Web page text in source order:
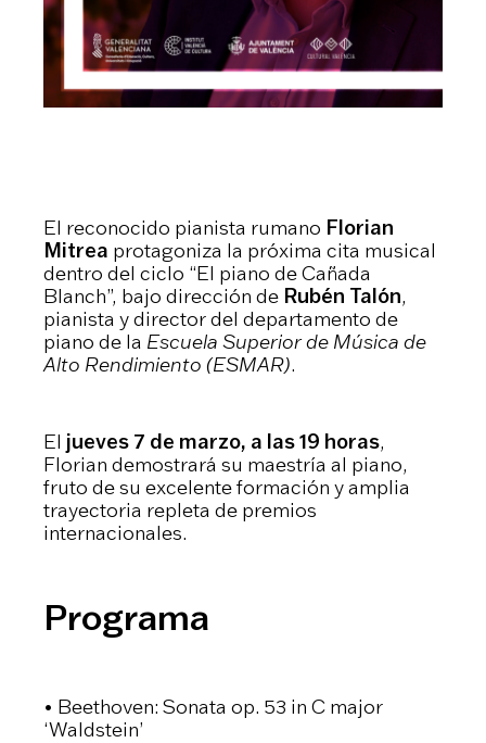
El reconocido pianista rumano Florian
Mitrea protagoniza la próxima cita musical
dentro del ciclo “El piano de Cañada
Blanch”, bajo dirección de Rubén Talón,
pianista y director del departamento de
piano de la Escuela Superior de Música de
Alto Rendimiento (ESMAR).
El jueves 7 de marzo, a las 19 horas,
Florian demostrará su maestría al piano,
fruto de su excelente formación y amplia
trayectoria repleta de premios
internacionales.
Programa
•⁠ ⁠Beethoven: Sonata op. 53 in C major
‘Waldstein’